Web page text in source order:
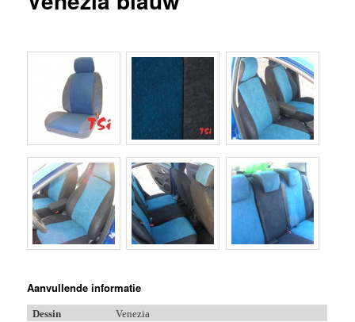
Aanvullende informatie
Dessin
Venezia